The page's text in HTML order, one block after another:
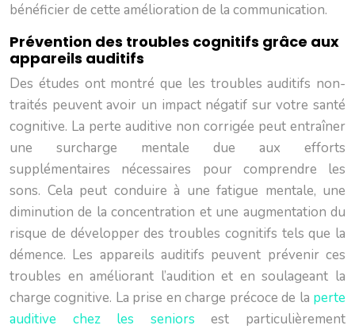
bénéficier de cette amélioration de la communication.
Prévention des troubles cognitifs grâce aux
appareils auditifs
Des études ont montré que les troubles auditifs non-
traités peuvent avoir un impact négatif sur votre santé
cognitive. La perte auditive non corrigée peut entraîner
une surcharge mentale due aux efforts
supplémentaires nécessaires pour comprendre les
sons. Cela peut conduire à une fatigue mentale, une
diminution de la concentration et une augmentation du
risque de développer des troubles cognitifs tels que la
démence. Les appareils auditifs peuvent prévenir ces
troubles en améliorant l’audition et en soulageant la
charge cognitive. La prise en charge précoce de la perte
auditive chez les seniors est particulièrement